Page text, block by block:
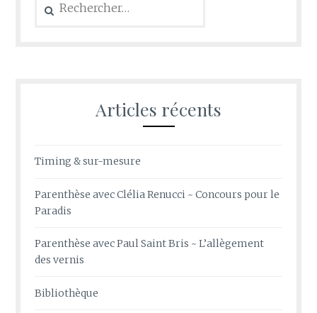
Articles récents
Timing & sur-mesure
Parenthèse avec Clélia Renucci ~ Concours pour le
Paradis
Parenthèse avec Paul Saint Bris ~ L’allègement
des vernis
Bibliothèque